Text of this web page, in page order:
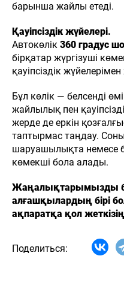
барынша жайлы етеді.
Қауіпсіздік жүйелері.
Автокөлік 360 градус
бірқатар жүргізуші
қауіпсіздік
Бұл көлік — белсенді
жайлылық пен
жерде де еркін
таптырмас таңдау.
шаруашылықта немесе
көмекші бола алады.
Жаңалықтарымызды
алғашқылардың бірі
ақпаратқа қол
Поделиться: